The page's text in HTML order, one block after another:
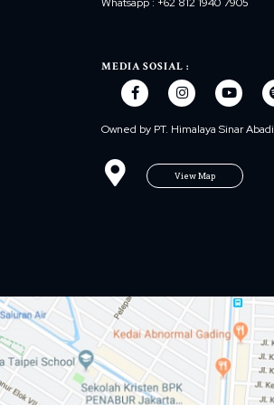
MEDIA SOSIAL :
Owned by PT. Himalaya Sinar Abadi
View Map